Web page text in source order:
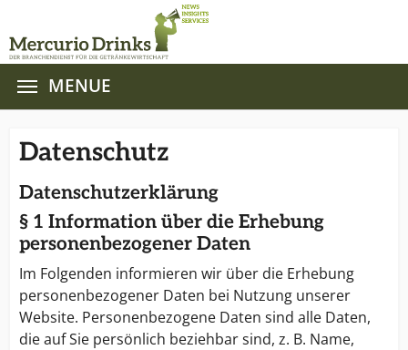
MENUE
Datenschutz
Datenschutzerklärung
§ 1 Information über die Erhebung
personenbezogener Daten
Im Folgenden informieren wir über die Erhebung
personenbezogener Daten bei Nutzung unserer
Website. Personenbezogene Daten sind alle Daten,
die auf Sie persönlich beziehbar sind, z. B. Name,